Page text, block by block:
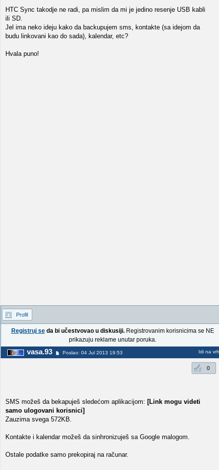
HTC Sync takodje ne radi, pa mislim da mi je jedino resenje USB kabli
ili SD.
Jel ima neko ideju kako da backupujem sms, kontakte (sa idejom da
budu linkovani kao do sada), kalendar, etc?
Hvala puno!
Profil
Registruj seda bi učestvovao u diskusiji.Registrovanim korisnicima se NE
prikazuju reklame unutar poruka.
vasa.93 Poslao: 04 Jul 2013 19:53 Idi na vrh
0
SMS možeš da bekapuješ sledećom aplikacijom: [Link mogu videti
samo ulogovani korisnici]
Zauzima svega 572KB.
Kontakte i kalendar možeš da sinhronizuješ sa Google malogom.
Ostale podatke samo prekopiraj na računar.